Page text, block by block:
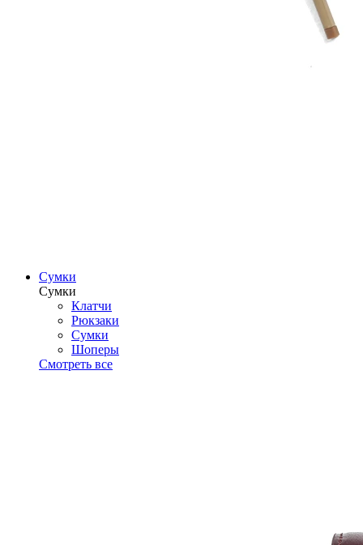
Сумки
Сумки
Клатчи
Рюкзаки
Сумки
Шоперы
Смотреть все